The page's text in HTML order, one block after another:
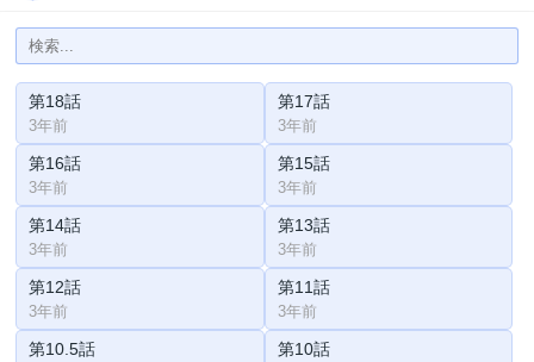
第18話
3年前
第17話
3年前
第16話
3年前
第15話
3年前
第14話
3年前
第13話
3年前
第12話
3年前
第11話
3年前
第10.5話 第10話